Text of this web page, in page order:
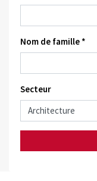
Nom de famille *
Secteur